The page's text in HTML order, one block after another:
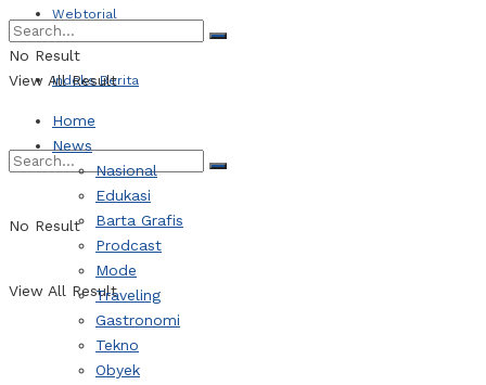
Webtorial
Indeks Berita
No Result
View All Result
No Result
View All Result
Home
News
Nasional
Edukasi
Barta Grafis
Prodcast
Mode
Traveling
Gastronomi
Tekno
Obyek